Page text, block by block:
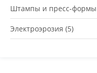
Штампы и пресс-формы
Электроэрозия (5)